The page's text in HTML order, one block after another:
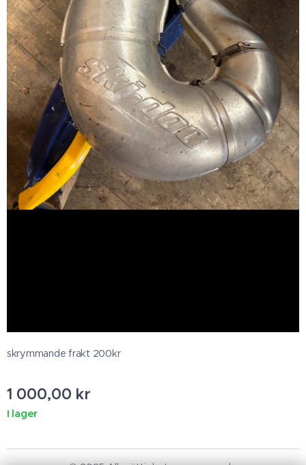
skrymmande frakt 200kr
1 000,00 kr
I lager